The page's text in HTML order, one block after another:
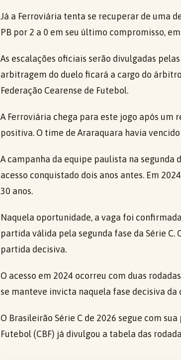
Já a Ferroviária tenta se recuperar de uma
PB por 2 a 0 em seu último compromisso,
As escalações oficiais serão divulgadas
arbitragem do duelo ficará a cargo do
Federação Cearense de Futebol.
A Ferroviária chega para este jogo após
positiva. O time de Araraquara havia
A campanha da equipe paulista na segunda
acesso conquistado dois anos antes. Em
30 anos.
Naquela oportunidade, a vaga foi
partida válida pela segunda fase da Série
partida decisiva.
O acesso em 2024 ocorreu com duas
se manteve invicta naquela fase decisiva da
O Brasileirão Série C de 2026 segue com
Futebol (CBF) já divulgou a tabela das